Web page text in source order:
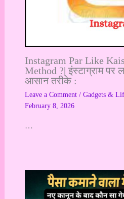
Instagram Par Like
Method ?| इंस्टाग्राम पर
आसान तरीके :
Leave a Comment / Gadgets &
February 8, 2026
…